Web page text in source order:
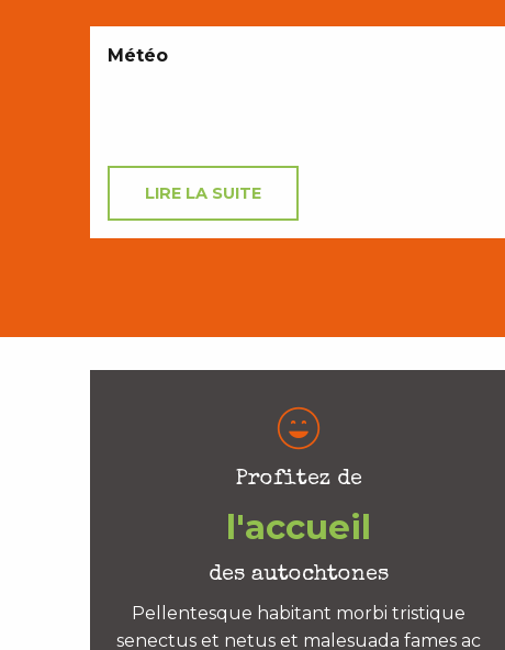
Météo
LIRE LA SUITE
Profitez de
l'accueil
des autochtones
Pellentesque habitant morbi tristique
senectus et netus et malesuada fames ac